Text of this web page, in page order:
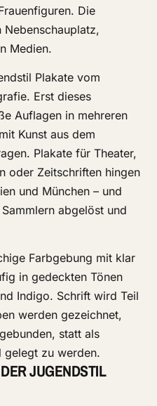
Die
Medien.
Plakate vom
Erst dieses
Auflagen in mehreren
Kunst aus dem
Plakate für Theater,
oder Zeitschriften hingen
und München – und
abgelöst und
Farbgebung mit klar
in gedeckten Tönen
Indigo. Schrift wird Teil
werden gezeichnet,
statt als
gelegt zu werden.
JUGENDSTIL